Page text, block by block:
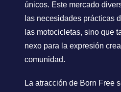
únicos. Este mercado
las necesidades prácticas
las motocicletas, sino que
nexo para la expresión
comunidad.
La atracción de Born Free